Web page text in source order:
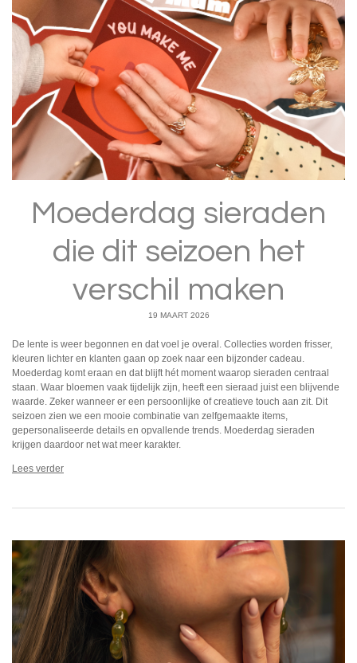
Moederdag sieraden
die dit seizoen het
verschil maken
19 MAART 2026
De lente is weer begonnen en dat voel je overal. Collecties worden frisser,
kleuren lichter en klanten gaan op zoek naar een bijzonder cadeau.
Moederdag komt eraan en dat blijft hét moment waarop sieraden centraal
staan. Waar bloemen vaak tijdelijk zijn, heeft een sieraad juist een blijvende
waarde. Zeker wanneer er een persoonlijke of creatieve touch aan zit. Dit
seizoen zien we een mooie combinatie van zelfgemaakte items,
gepersonaliseerde details en opvallende trends. Moederdag sieraden
krijgen daardoor net wat meer karakter.
Lees verder